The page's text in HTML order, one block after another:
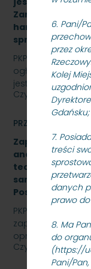
6. Pani/
przez
Kolej
Gdańsku;
7.
treści
danych
prawo
8. Ma
do
(https://
Pani/
Zamawiającego
hamulcowych z
sprawy:
PKP SZYBKA KOLEJ
ogłasza
jest
Czytaj dalej
PRZETARGI
Zapytanie
analizy
techniczną na
sanitarnej
Postojowa.
PKP Szybka Kolej
zaprasza do
opracowania
Czytaj dalej